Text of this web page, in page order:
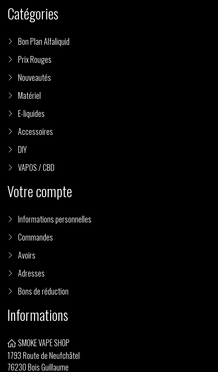
Catégories
Bon Plan Alfaliquid
Prix Rouges
Nouveautés
Matériel
E-liquides
Accessoires
DIY
VAPOS / CBD
Votre compte
Informations personnelles
Commandes
Avoirs
Adresses
Bons de réduction
Informations
SMOKE VAPE SHOP
1793 Route de Neufchâtel
76230 Bois Guillaume